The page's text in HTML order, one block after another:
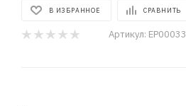
В ИЗБРАННОЕ СРАВНИТЬ
Артикул: EP00033